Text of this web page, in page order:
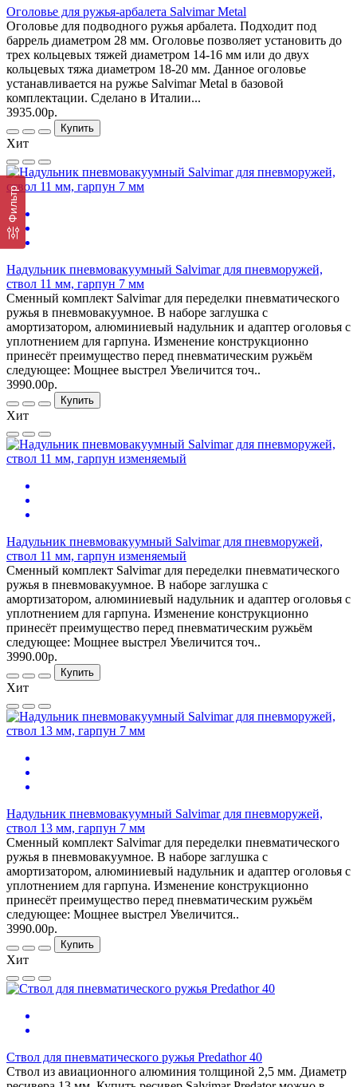
Фильтр
Оголовье для ружья-арбалета Salvimar Metal
Оголовье для подводного ружья арбалета. Подходит под
баррель диаметром 28 мм. Оголовье позволяет установить до
трех кольцевых тяжей диаметром 14-16 мм или до двух
кольцевых тяжа диаметром 18-20 мм. Данное оголовье
устанавливается на ружье Salvimar Metal в базовой
комплектации. Сделано в Италии...
3935.00р.
Купить
Хит
Надульник пневмовакуумный Salvimar для пневморужей,
ствол 11 мм, гарпун 7 мм
Сменный комплект Salvimar для переделки пневматического
ружья в пневмовакуумное. В наборе заглушка с
амортизатором, алюминиевый надульник и адаптер оголовья с
уплотнением для гарпуна. Изменение конструкционно
принесёт преимущество перед пневматическим ружьём
следующее: Мощнее выстрел Увеличится точ..
3990.00р.
Купить
Хит
Надульник пневмовакуумный Salvimar для пневморужей,
ствол 11 мм, гарпун изменяемый
Сменный комплект Salvimar для переделки пневматического
ружья в пневмовакуумное. В наборе заглушка с
амортизатором, алюминиевый надульник и адаптер оголовья с
уплотнением для гарпуна. Изменение конструкционно
принесёт преимущество перед пневматическим ружьём
следующее: Мощнее выстрел Увеличится точ..
3990.00р.
Купить
Хит
Надульник пневмовакуумный Salvimar для пневморужей,
ствол 13 мм, гарпун 7 мм
Сменный комплект Salvimar для переделки пневматического
ружья в пневмовакуумное. В наборе заглушка с
амортизатором, алюминиевый надульник и адаптер оголовья с
уплотнением для гарпуна. Изменение конструкционно
принесёт преимущество перед пневматическим ружьём
следующее: Мощнее выстрел Увеличится..
3990.00р.
Купить
Хит
Ствол для пневматического ружья Predathor 40
Ствол из авиационного алюминия толщиной 2,5 мм. Диаметр